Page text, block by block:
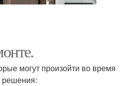
могут произойти во время
решения: